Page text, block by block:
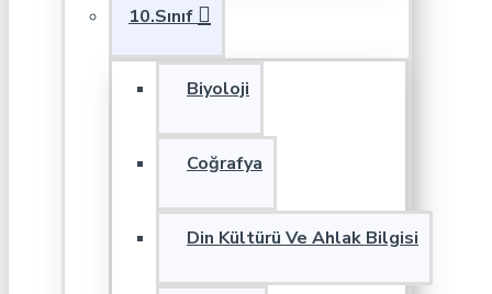
10.Sınıf
Biyoloji
Coğrafya
Din Kültürü Ve Ahlak Bilgisi